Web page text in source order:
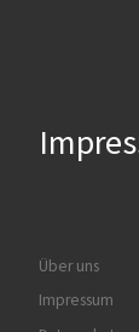
Über uns
Impressum